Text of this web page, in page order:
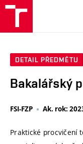
DETAIL PŘEDMĚTU
Bakalářský
FSI-FZP Ak. rok:
Praktické procvičení